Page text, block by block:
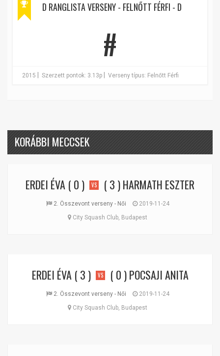
D RANGLISTA VERSENY - FELNŐTT FÉRFI - D
#
2015 Szerzett pontok: 3.13p Verseny típus: Felnőtt Férfi
KORÁBBI MECCSEK
ERDEI ÉVA ( 0 ) VS ( 3 )HARMATH ESZTER
2. Összevont verseny - Női
2019-11-24
City Squash Club, Budapest
ERDEI ÉVA ( 3 ) VS ( 0 )POCSAJI ANITA
2. Összevont verseny - Női
2019-11-24
City Squash Club, Budapest